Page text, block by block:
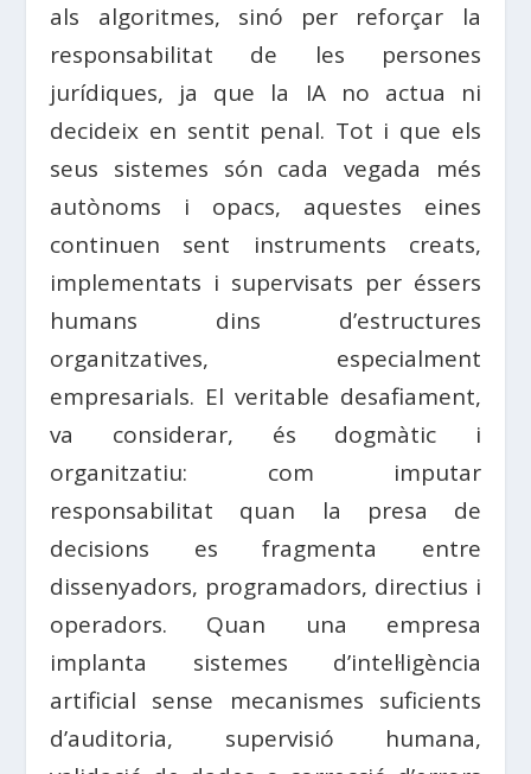
als algoritmes, sinó per reforçar la
responsabilitat de les persones
jurídiques, ja que la IA no actua ni
decideix en sentit penal. Tot i que els
seus sistemes són cada vegada més
autònoms i opacs, aquestes eines
continuen sent instruments creats,
implementats i supervisats per éssers
humans dins d’estructures
organitzatives, especialment
empresarials. El veritable desafiament,
va considerar, és dogmàtic i
organitzatiu: com imputar
responsabilitat quan la presa de
decisions es fragmenta entre
dissenyadors, programadors, directius i
operadors. Quan una empresa
implanta sistemes d’intel·ligència
artificial sense mecanismes suficients
d’auditoria, supervisió humana,